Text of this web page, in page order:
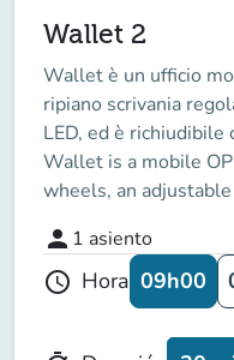
Wallet 2
Wallet è un ufficio
ripiano scrivania
LED, ed è richiudibile
Wallet is a mobile
wheels, an
person 1 asiento
schedule Hora 09h00